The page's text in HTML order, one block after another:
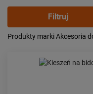
Popularność:
Produkty marki Akcesoria